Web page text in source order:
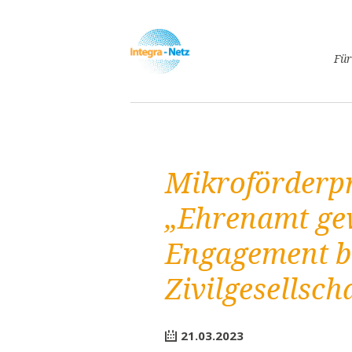
„Ehrenamt
Engagement
21.03.2023